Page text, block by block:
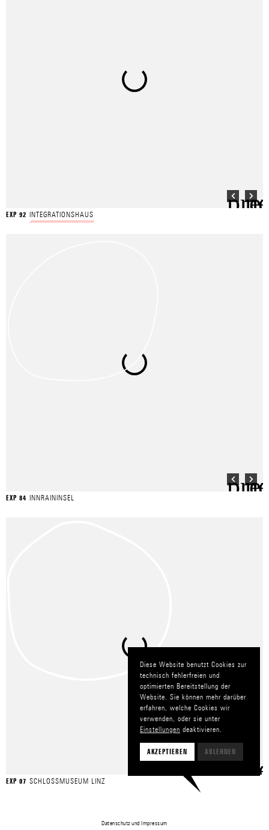
EXP 92 INTEGRATIONSHAUS
EXP 84 INNRAININSEL
EXP 07 SCHLOSSMUSEUM LINZ
Datenschutz undImpressum
Diese Website benutzt Cookies zur
technisch fehlerfreien und
optimierten Bereitstellung der
Website. Sie können mehr darüber
erfahren, welche Cookies wir
verwenden, oder sie unter
Einstellungen deaktivieren.
AKZEPTIEREN ABLEHNEN